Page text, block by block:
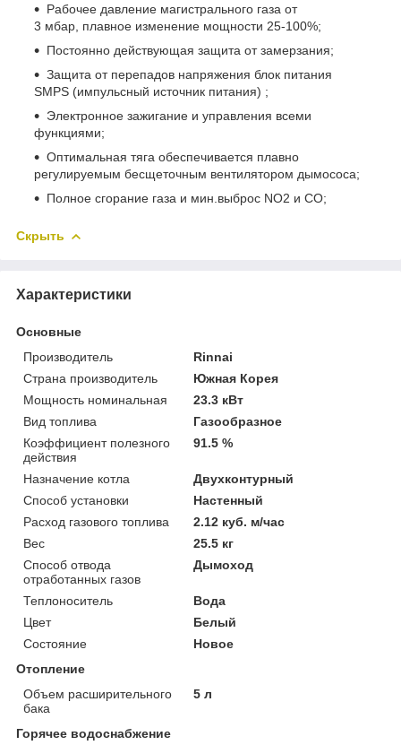
Рабочее давление магистрального газа от
3 мбар, плавное изменение мощности 25-100%;
Постоянно действующая защита от замерзания;
Защита от перепадов напряжения блок питания
SMPS (импульсный источник питания) ;
Электронное зажигание и управления всеми
функциями;
Оптимальная тяга обеспечивается плавно
регулируемым бесщеточным вентилятором дымососа;
Полное сгорание газа и мин.выброс NO2 и CO;
Скрыть
Характеристики
Основные
Производитель
Rinnai
Страна производитель
Южная Корея
Мощность номинальная
23.3 кВт
Вид топлива
Газообразное
Коэффициент полезного
действия
91.5 %
Назначение котла
Двухконтурный
Способ установки
Настенный
Расход газового топлива
2.12 куб. м/час
Вес
25.5 кг
Способ отвода
отработанных газов
Дымоход
Теплоноситель
Вода
Цвет
Белый
Состояние
Новое
Отопление
Объем расширительного
бака
5 л
Горячее водоснабжение